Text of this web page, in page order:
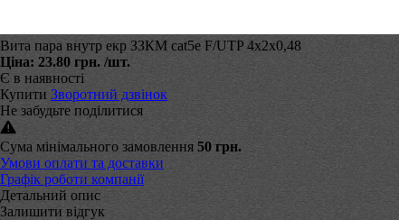
Вита пара внутр екр ЗЗКМ cat5е F/UTP 4х2х0,48
Ціна: 23.80 грн. /шт.
Є в наявності
Купити Зворотний дзвінок
Не забудьте поділитися
Сума мінімального замовлення 50 грн.
Умови оплати та доставки
Графік роботи компанії
Детальний опис
Залишити відгук